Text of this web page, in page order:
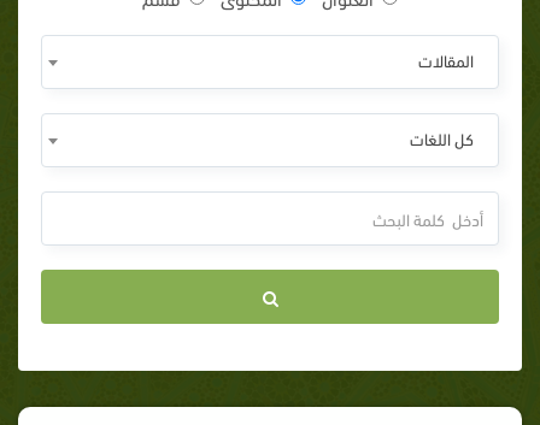
المقالات
كل اللغات